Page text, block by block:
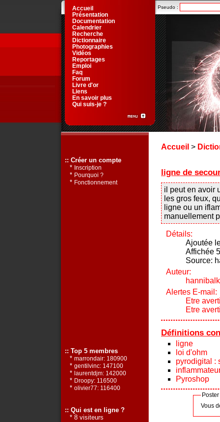
Accueil >
ligne de
il peut en avoir
les gros feux,
ligne ou un
manuellement
Détails:
Ajoutée
Affichée
Source:
Auteur:
Alertes E-mail:
Etre
Etre
Définitions
ligne
loi d'ohm
pyrodigital :
Pyroshop
Vous
Pseudo :
Accueil
Présentation
Documentation
Calendrier
Recherche
Dictionnaire
Photographies
Vidéos
Reportages
Emploi
Faq
Forum
Livre d'or
Liens
En savoir plus
Qui suis-je ?
:: Créer un compte
* Inscription
* Pourquoi ?
* Fonctionnement
:: Top 5 membres
* marrondair: 180900
* gentilvinc: 147100
* laurentdjm: 142000
* Droopy: 116500
* olivier77: 116400
:: Qui est en ligne ?
* 8 visiteurs